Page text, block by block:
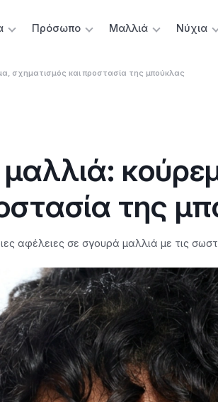
Πρόσωπο Μαλλιά Νύχια
σχηματισμός και προστασία της μπούκλας
της
αφέλειες σε σγουρά μαλλιά με τις